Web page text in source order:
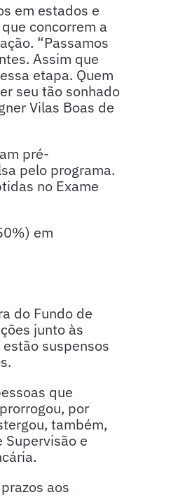
em estados e
concorrem a
“Passamos
Assim que
etapa. Quem
seu tão sonhado
Vilas Boas de
pré-
pelo programa.
no Exame
em
do Fundo de
junto às
suspensos
que
por
também,
Supervisão e
aos